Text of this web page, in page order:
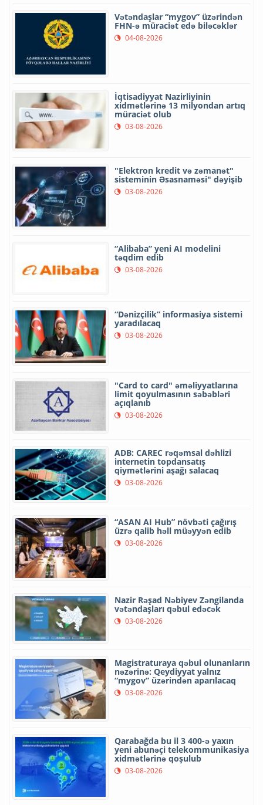
Vətəndaşlar “mygov” üzərindən
FHN-ə müraciət edə biləcəklər
04-08-2026
İqtisadiyyat Nazirliyinin
xidmətlərinə 13 milyondan artıq
müraciət olub
03-08-2026
"Elektron kredit və zəmanət"
sisteminin Əsasnaməsi" dəyişib
03-08-2026
“Alibaba” yeni AI modelini
təqdim edib
03-08-2026
“Dənizçilik” informasiya sistemi
yaradılacaq
03-08-2026
"Card to card" əməliyyatlarına
limit qoyulmasının səbəbləri
açıqlanıb
03-08-2026
ADB: CAREC rəqəmsal dəhlizi
internetin topdansatış
qiymətlərini aşağı salacaq
03-08-2026
“ASAN AI Hub” növbəti çağırış
üzrə qalib həll müəyyən edib
03-08-2026
Nazir Rəşad Nəbiyev Zəngilanda
vətəndaşları qəbul edəcək
03-08-2026
Magistraturaya qəbul olunanların
nəzərinə: Qeydiyyat yalnız
“mygov” üzərindən aparılacaq
03-08-2026
Qarabağda bu il 3 400-ə yaxın
yeni abunəçi telekommunikasiya
xidmətlərinə qoşulub
03-08-2026